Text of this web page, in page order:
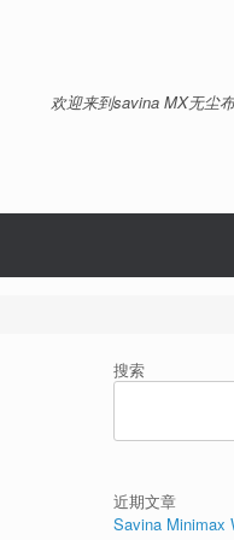
欢迎来到savina MX无尘
搜索
近期文章
Savina Minimax